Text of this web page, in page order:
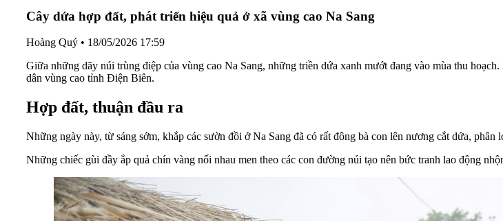
Cây dứa hợp đất, phát triển hiệu quả ở xã vùng cao Na Sang
Hoàng Quý • 18/05/2026 17:59
Giữa những dãy núi trùng điệp của vùng cao Na Sang, những triền dứa xanh mướt đang vào mùa thu
dân vùng cao tỉnh Điện Biên.
Hợp đất, thuận đầu ra
Những ngày này, từ sáng sớm, khắp các sườn đồi ở Na Sang đã có rất đông bà con lên nương cắt dứa, phân
Những chiếc gùi đầy ắp quả chín vàng nối nhau men theo các con đường núi tạo nên bức tranh lao động